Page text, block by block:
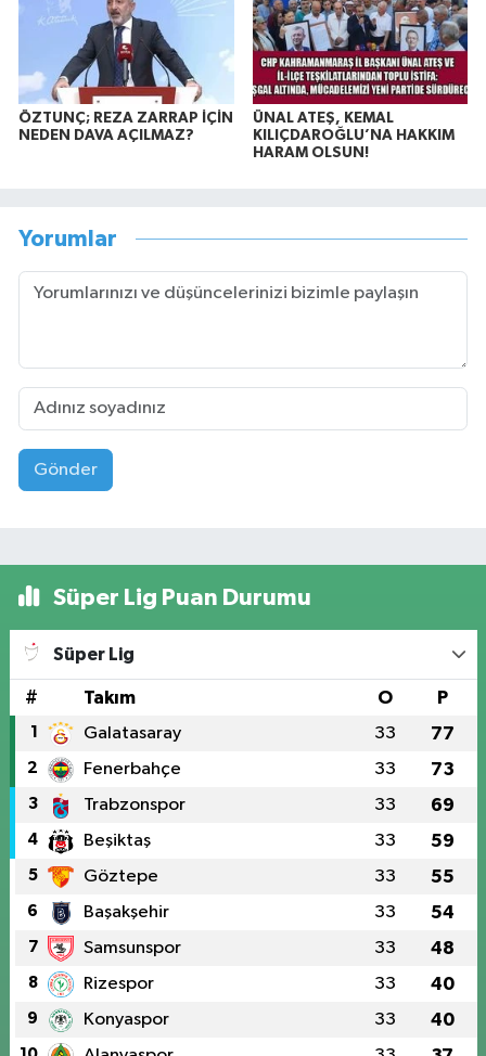
ÖZTUNÇ; REZA ZARRAP İÇİN
NEDEN DAVA AÇILMAZ?
ÜNAL ATEŞ, KEMAL
KILIÇDAROĞLU’NA HAKKIM
HARAM OLSUN!
Yorumlar
Gönder
Süper Lig Puan Durumu
Süper Lig
# Takım O P
1 Galatasaray 33 77
2 Fenerbahçe 33 73
3 Trabzonspor 33 69
4 Beşiktaş 33 59
5 Göztepe 33 55
6 Başakşehir 33 54
7 Samsunspor 33 48
8 Rizespor 33 40
9 Konyaspor 33 40